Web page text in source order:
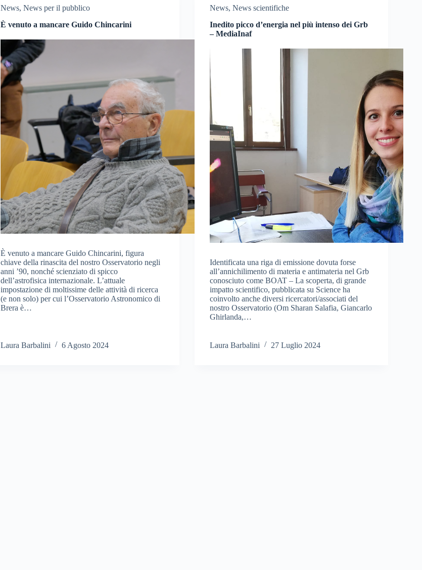
News,News per il pubblico
È venuto a mancare Guido Chincarini
È venuto a mancare Guido Chincarini, figura
chiave della rinascita del nostro Osservatorio negli
anni ’90, nonché scienziato di spicco
dell’astrofisica internazionale. L’attuale
impostazione di moltissime delle attività di ricerca
(e non solo) per cui l’Osservatorio Astronomico di
Brera è…
Laura Barbalini 6 Agosto 2024
News, News scientifiche
Inedito picco d’energia nel più intenso dei Grb
– MediaInaf
Identificata una riga di emissione dovuta forse
all’annichilimento di materia e antimateria nel Grb
conosciuto come BOAT – La scoperta, di grande
impatto scientifico, pubblicata su Science ha
coinvolto anche diversi ricercatori/associati del
nostro Osservatorio (Om Sharan Salafia, Giancarlo
Ghirlanda,…
Laura Barbalini 27 Luglio 2024